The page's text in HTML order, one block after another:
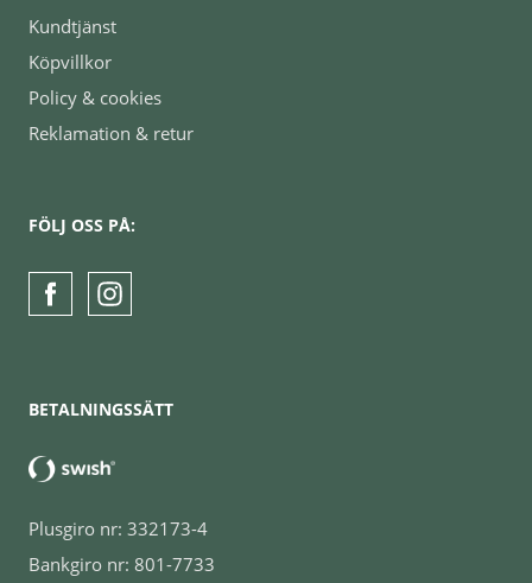
Kundtjänst
Köpvillkor
Policy & cookies
Reklamation & retur
FÖLJ OSS PÅ:
BETALNINGSSÄTT
Plusgiro nr: 332173-4
Bankgiro nr: 801-7733